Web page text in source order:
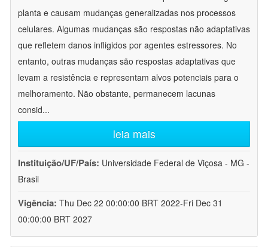
planta e causam mudanças generalizadas nos processos
celulares. Algumas mudanças são respostas não adaptativas
que refletem danos infligidos por agentes estressores. No
entanto, outras mudanças são respostas adaptativas que
levam a resistência e representam alvos potenciais para o
melhoramento. Não obstante, permanecem lacunas
consid...
leia mais
Instituição/UF/País: Universidade Federal de Viçosa - MG -
Brasil
Vigência: Thu Dec 22 00:00:00 BRT 2022-Fri Dec 31
00:00:00 BRT 2027